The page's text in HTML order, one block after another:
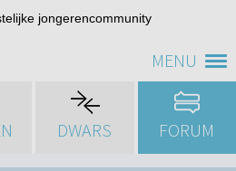
MENU
jongerencommunity
DWARS FORUM